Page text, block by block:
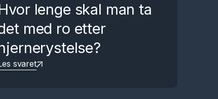
lenge skal man ta
med ro etter
svaret